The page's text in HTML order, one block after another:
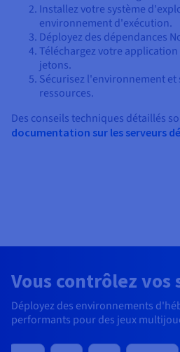
Installez votre système
environnement d'exécution.
Déployez des dépendances
Téléchargez votre
jetons.
Sécurisez l'environnement
ressources.
Des conseils techniques détaillés
documentation sur les serveurs
Vous contrôlez vos
Déployez des environnements
performants pour des jeux